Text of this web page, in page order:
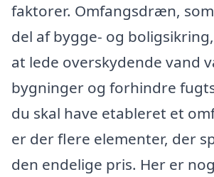
faktorer. Omfangsdræn,
del af bygge- og
at lede overskydende vand
bygninger og forhindre
du skal have etableret et
er der flere elementer, der
den endelige pris. Her er